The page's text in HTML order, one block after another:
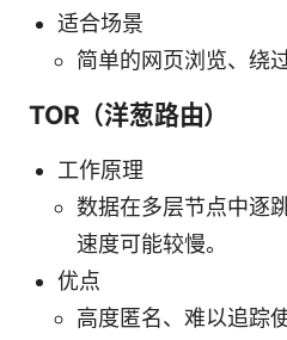
适合场景
简单的网页浏览、绕
TOR（洋葱路由）
工作原理
数据在多层节点中逐
速度可能较慢。
优点
高度匿名、难以追踪